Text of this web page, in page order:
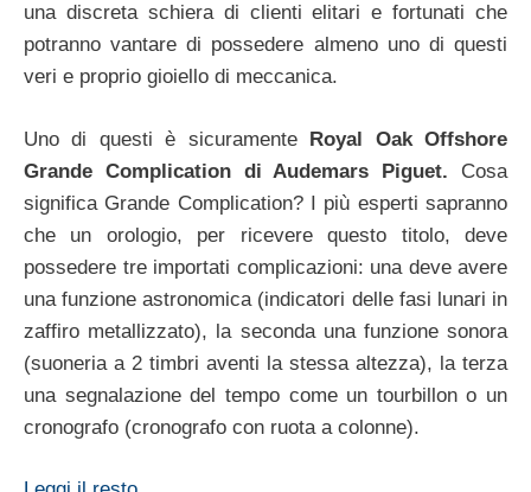
una discreta schiera di clienti elitari e fortunati che
potranno vantare di possedere almeno uno di questi
veri e proprio gioiello di meccanica.
Uno di questi è sicuramente Royal Oak Offshore
Grande Complication di Audemars Piguet. Cosa
significa Grande Complication? I più esperti sapranno
che un orologio, per ricevere questo titolo, deve
possedere tre importati complicazioni: una deve avere
una funzione astronomica (indicatori delle fasi lunari in
zaffiro metallizzato), la seconda una funzione sonora
(suoneria a 2 timbri aventi la stessa altezza), la terza
una segnalazione del tempo come un tourbillon o un
cronografo (cronografo con ruota a colonne).